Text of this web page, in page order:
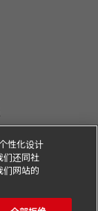
性化设计
们还同社
们网站的